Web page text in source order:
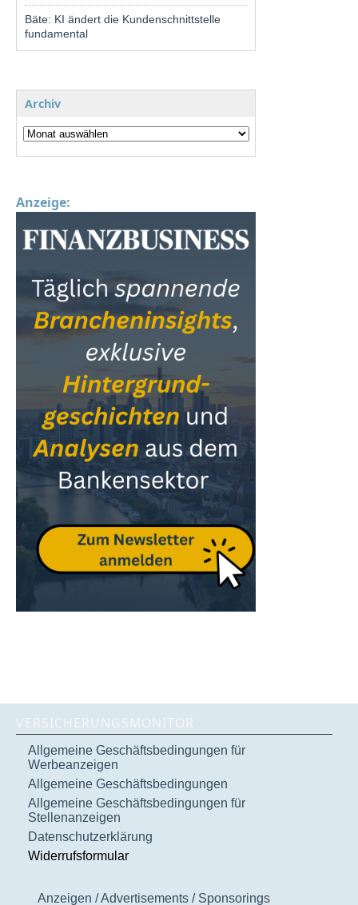
Bäte: KI ändert die Kundenschnittstelle
fundamental
Archiv
Anzeige:
VERSICHERUNGSMONITOR
Allgemeine Geschäftsbedingungen für
Werbeanzeigen
Allgemeine Geschäftsbedingungen
Allgemeine Geschäftsbedingungen für
Stellenanzeigen
Datenschutzerklärung
Widerrufsformular
Anzeigen / Advertisements / Sponsorings